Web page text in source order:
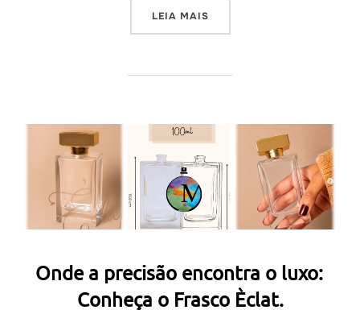
LEIA MAIS“VERSATILIDADE QUE
Onde a precisão encontra o luxo:
Conheça o Frasco Èclat.